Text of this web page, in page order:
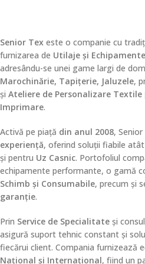
Senior Tex este o companie cu
furnizarea de Utilaje și
adresându-se unei game largi de
Marochinărie, Tapițerie, Jaluzele,
și Ateliere de Personalizare Textile
Imprimare.
Activă pe piață din anul 2008,
experiență, oferind soluții fiabile
și pentru Uz Casnic. Portofoliul
echipamente performante, o gamă
Schimb și Consumabile, precum și
garanție.
Prin Service de Specialitate și
asigură suport tehnic constant și
fiecărui client. Compania furnizează
Național și Internațional, fiind un